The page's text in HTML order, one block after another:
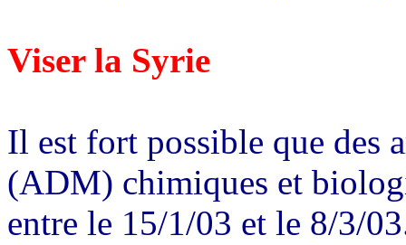
Viser la Syrie
Il est fort possible que des
(ADM) chimiques et
entre le 15/1/03 et le 8/3/